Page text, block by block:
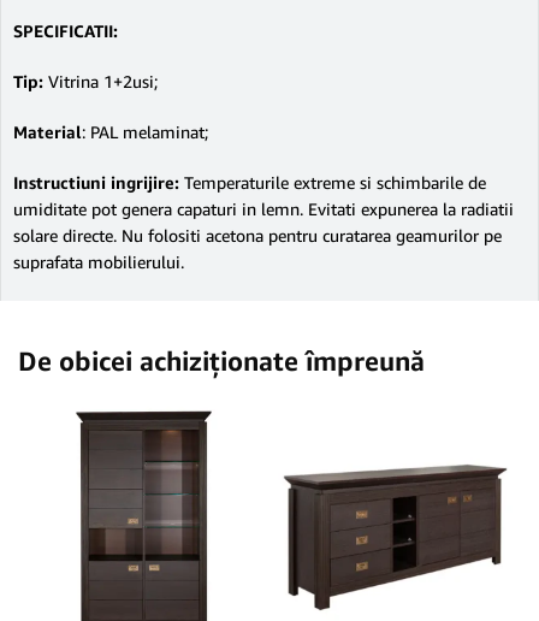
SPECIFICATII:
Tip: Vitrina 1+2usi;
Material: PAL melaminat;
Instructiuni ingrijire: Temperaturile extreme si schimbarile de
umiditate pot genera capaturi in lemn. Evitati expunerea la radiatii
solare directe. Nu folositi acetona pentru curatarea geamurilor pe
suprafata mobilierului.
De obicei achiziționate împreună